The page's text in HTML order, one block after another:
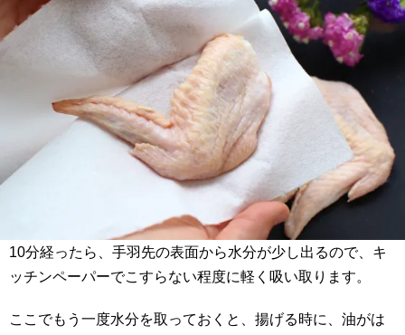
10分経ったら、手羽先の表面から水分が少し出るので、キ
ッチンペーパーでこすらない程度に軽く吸い取ります。
ここでもう一度水分を取っておくと、揚げる時に、油がは